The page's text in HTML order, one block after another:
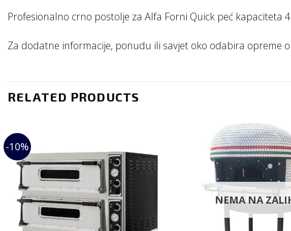
Profesionalno crno postolje za Alfa Forni Quick peć kapaciteta
Za dodatne informacije, ponudu ili savjet oko odabira opreme
RELATED PRODUCTS
-10%
NEMA NA